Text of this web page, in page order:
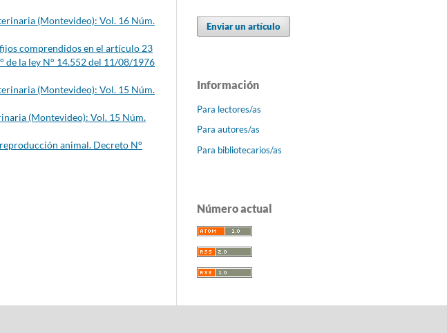
(Montevideo): Vol. 16 Núm.
comprendidos en el artículo 23
de la ley N° 14.552 del 11/08/1976
(Montevideo): Vol. 15 Núm.
(Montevideo): Vol. 15 Núm.
animal. Decreto N°
Enviar un artículo
Información
Para lectores/as
Para autores/as
Para bibliotecarios/as
Número actual